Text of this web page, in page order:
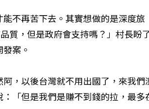
不再苦下去。其實想做的是深度旅
質，但是政府會支持嗎？」村長盼
案。
，以後台灣就不用出國了，來我們
「但是我們是賺不到錢的拉，最多